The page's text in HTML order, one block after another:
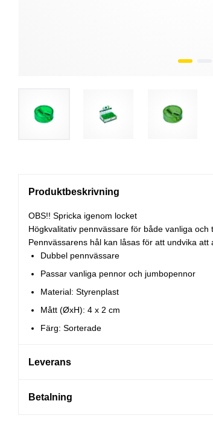
Produktbeskrivning
OBS!! Spricka igenom locket
Högkvalitativ pennvässare för både vanliga
Pennvässarens hål kan låsas för att undvika
Dubbel pennvässare
Passar vanliga pennor och jumbopennor
Material: Styrenplast
Mått (ØxH): 4 x 2 cm
Färg: Sorterade
Leverans
Betalning